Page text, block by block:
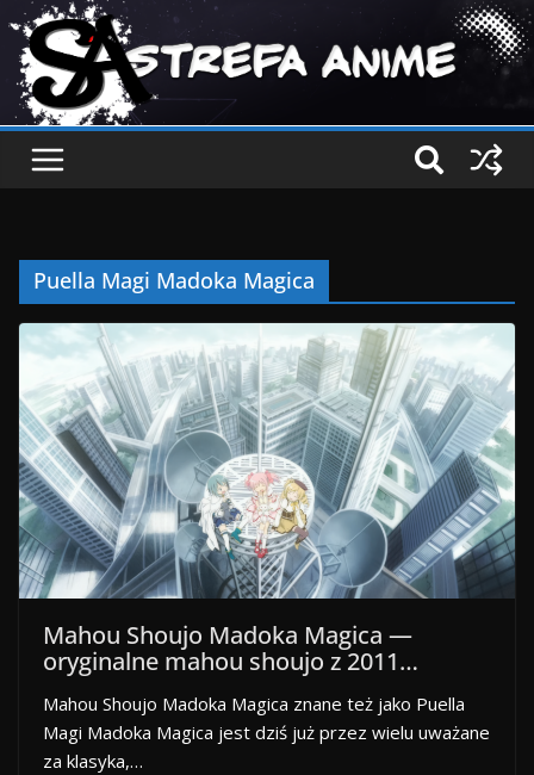
Puella Magi Madoka Magica
Mahou Shoujo Madoka Magica —
oryginalne mahou shoujo z 2011…
Mahou Shoujo Madoka Magica znane też jako Puella
Magi Madoka Magica jest dziś już przez wielu uważane
za klasyka,…